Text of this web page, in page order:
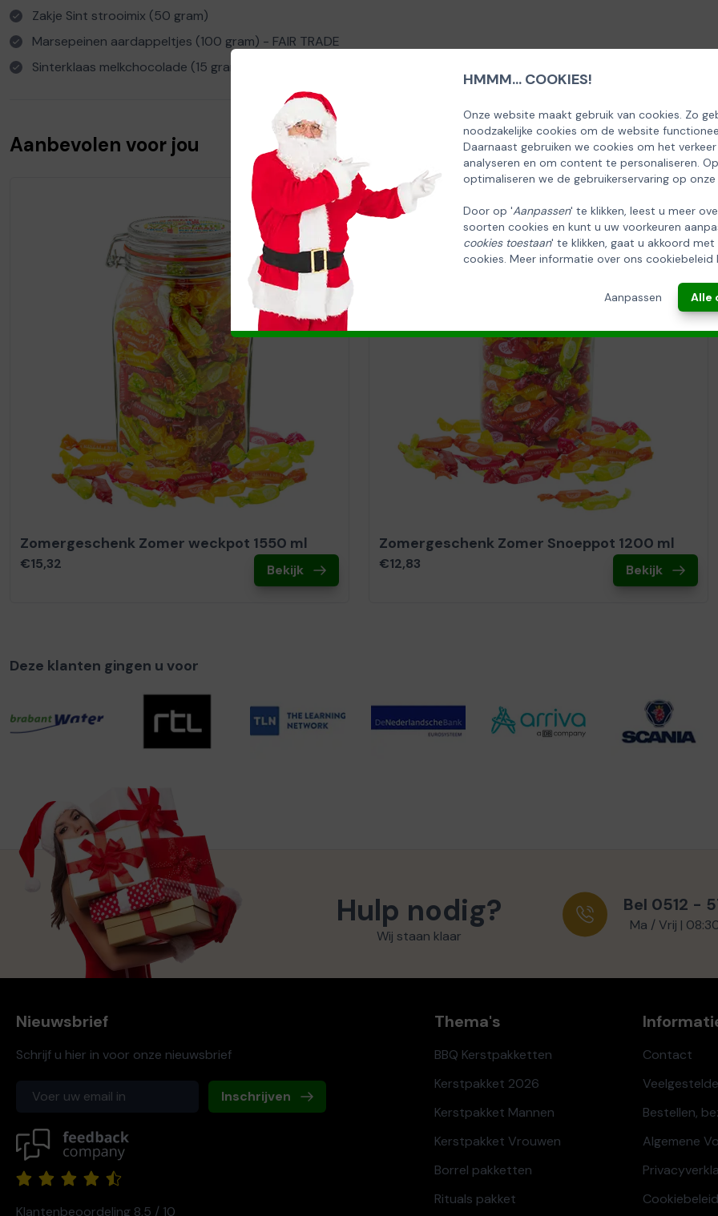
HMMM... COOKIES!
Onze website maakt gebruik van cookies. Zo
noodzakelijke cookies om de website
Daarnaast gebruiken we cookies om het
analyseren en om content te personaliseren.
optimaliseren we de gebruikerservaring op onze
Door op 'Aanpassen' te klikken, leest u meer
soorten cookies en kunt u uw voorkeuren
cookies toestaan' te klikken, gaat u akkoord
cookies. Meer informatie over ons cookiebeleid
Aanpassen Alle
Zakje Sint strooimix (50 gram)
Marsepeinen aardappeltjes (100 gram) - FAIR TRADE
Sinterklaas melkchocolade (15 gram) -
Aanbevolen voor jou
Zomergeschenk Zomer weckpot 1550 ml
€15,32 Bekijk
Zomergeschenk Zomer Snoeppot 1200 ml
€12,83 Bekijk
Deze klanten gingen u voor
Hulp nodig?
Wij staan klaar
Bel 0512 -
Ma / Vrij |
Nieuwsbrief
Schrijf u hier in voor onze nieuwsbrief
Inschrijven
Klantenbeoordeling 8,5 / 10
Thema's
BBQ Kerstpakketten
Kerstpakket 2026
Kerstpakket Mannen
Kerstpakket Vrouwen
Borrel pakketten
Rituals pakket
Contact
Bestellen,
Algemene